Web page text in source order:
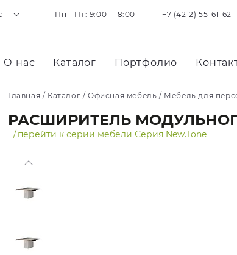
Пн - Пт: 9:00 - 18:00 +7 (4212) 55-61-62
О нас Каталог Портфолио
Главная / Каталог /Офисная мебель / Мебель для
РАСШИРИТЕЛЬ
/перейти к серии мебели Серия New.Tone